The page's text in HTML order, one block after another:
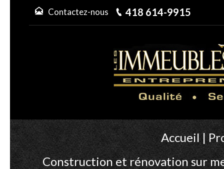
Contactez-nous 418 614-9915
Accueil|
Construction et rénovation sur